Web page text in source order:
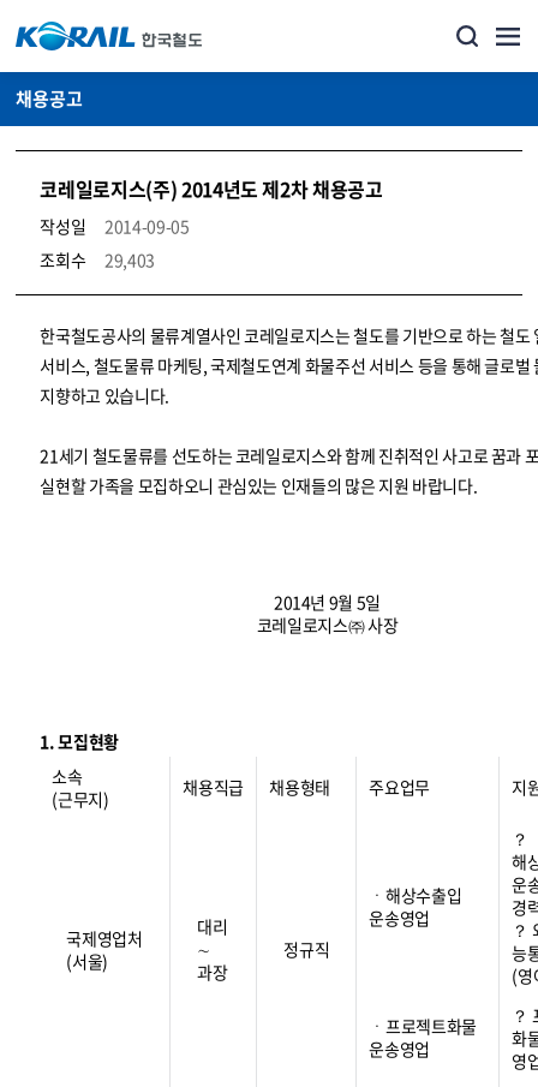
채용공고
코레일로지스(주) 2014년도 제2차 채용공고
작성일
2014-09-05
조회수
29,403
코레일소개_경영공시_채용공고 상세보기 – 내용, 파일, 담당자 연락처로 구성
한국철도공사의 물류계열사인 코레일로지스는 철도를 기반으로 하는 철도
서비스, 철도물류 마케팅, 국제철도연계 화물주선 서비스 등을 통해 글로벌
지향하고 있습니다.
21세기 철도물류를 선도하는 코레일로지스와 함께 진취적인 사고로 꿈과
실현할 가족을 모집하오니 관심있는 인재들의 많은 지원 바랍니다.
2014년 9월 5일
코레일로지스㈜ 사장
1. 모집현황
소속
(근무지)
채용직급 채용형태 주요업무 지
국제영업처
(서울)
대리
∼
과장
정규직
ㆍ해상수출입
운송영업
？
해
운
경
？
능
(영
ㆍ프로젝트화물
운송영업
？
화
영